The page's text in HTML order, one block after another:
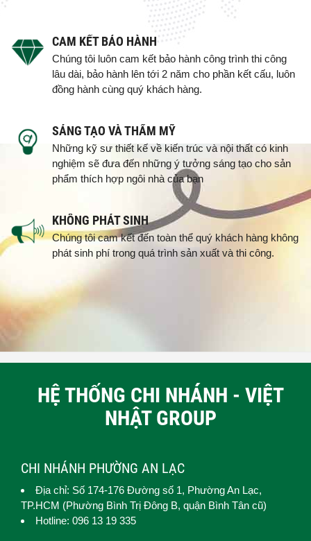
CAM KẾT BẢO HÀNH
Chúng tôi luôn cam kết bảo hành công trình thi công
lâu dài, bảo hành lên tới 2 năm cho phần kết cấu, luôn
đồng hành cùng quý khách hàng.
SÁNG TẠO VÀ THẨM MỸ
Những kỹ sư thiết kế về kiến trúc và nội thất có kinh
nghiệm sẽ đưa đến những ý tưởng sáng tạo cho sản
phẩm thích hợp ngôi nhà của bạn
KHÔNG PHÁT SINH
Chúng tôi cam kết đến toàn thể quý khách hàng không
phát sinh phí trong quá trình sản xuất và thi công.
HỆ THỐNG CHI NHÁNH - VIỆT
NHẬT GROUP
CHI NHÁNH PHƯỜNG AN LẠC
Địa chỉ: Số 174-176 Đường số 1, Phường An Lạc,
TP.HCM (Phường Bình Trị Đông B, quận Bình Tân cũ)
Hotline: 096 13 19 335